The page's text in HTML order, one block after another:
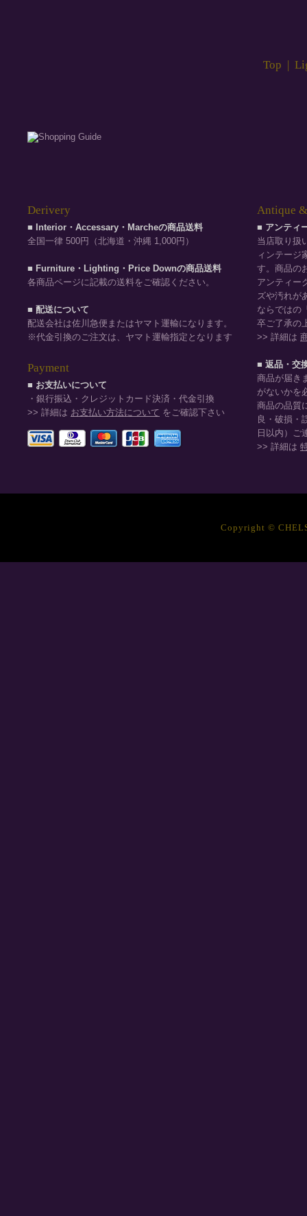
Top |
Derivery
■ Interior・Accessary・Marcheの商品送料
全国一律 500円（北海道・沖縄 1,000円）
■ Furniture・Lighting・Price Downの商品送料
各商品ページに記載の送料をご確認ください。
■ 配送について
配送会社は佐川急便またはヤマト運輸になります。
※代金引換のご注文は、ヤマト運輸指定となります
Payment
■ お支払いについて
・銀行振込・クレジットカード決済・代金引換
>> 詳細は お支払い方法について をご確認下さい
Antique
■ アンティ
当店取り扱
ィンテージ
す。商品の
アンティー
ズや汚れが
ならではの
卒ご了承の
>> 詳細は
■ 返品・交
商品が届き
がないかを
商品の品質
良・破損・
日以内）ご
>> 詳細は
Copyright ©